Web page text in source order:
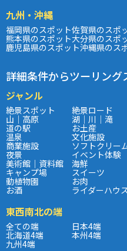
九州・沖縄
福岡県のスポット佐賀県のスポ
熊本県のスポット大分県のスポ
鹿児島県のスポット沖縄県のス
詳細条件からツーリング
ジャンル
絶景スポット 絶景ロード
山｜高原 湖｜川｜滝
道の駅 お土産
温泉 文化施設
商業施設 ソフトクリー
夜景 イベント体験
美術館｜資料館 海鮮
キャンプ場 スイーツ
動植物園 お肉
お酒 ライダーハウ
東西南北の端
全ての端 日本4端
北海道4端 本州4端
九州4端